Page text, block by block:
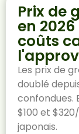
Prix de
en
coûts
Les prix de
doublé
confondues.
$100 et
japonais.